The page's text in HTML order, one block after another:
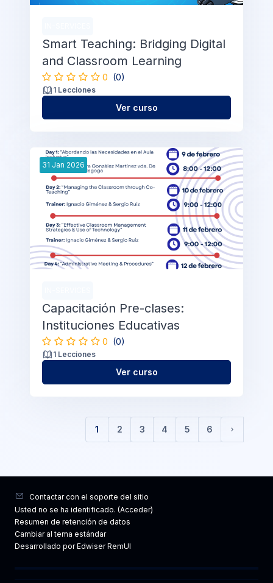
Smart Teaching: Bridging Digital
and Classroom Learning
0 (0)
1 Lecciones
Ver curso
31 Jan 2026
Capacitación Pre-clases:
Instituciones Educativas
0 (0)
1 Lecciones
Ver curso
1
(current)
2 3 4 5 6
Contactar con el soporte del sitio
Usted no se ha identificado. (Acceder)
Resumen de retención de datos
Cambiar al tema estándar
Desarrollado por Edwiser RemUI